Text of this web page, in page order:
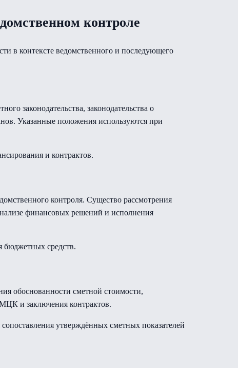
контроле
в контексте ведомственного и последующего
законодательства, законодательства о
Указанные положения используются при
и контрактов.
контроля. Существо рассмотрения
финансовых решений и исполнения
бюджетных средств.
обоснованности сметной стоимости,
и заключения контрактов.
утверждённых сметных показателей